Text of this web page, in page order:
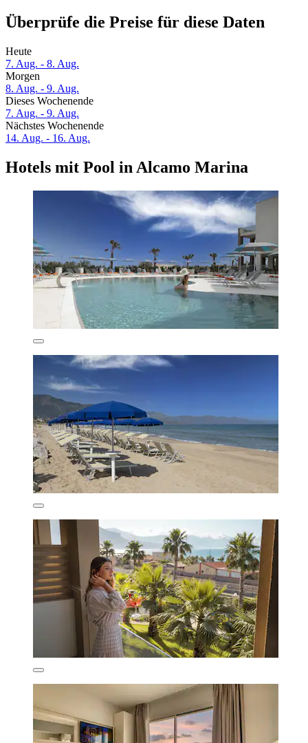
Überprüfe die Preise für diese Daten
Heute
7. Aug. - 8. Aug.
Morgen
8. Aug. - 9. Aug.
Dieses Wochenende
7. Aug. - 9. Aug.
Nächstes Wochenende
14. Aug. - 16. Aug.
Hotels mit Pool in Alcamo Marina